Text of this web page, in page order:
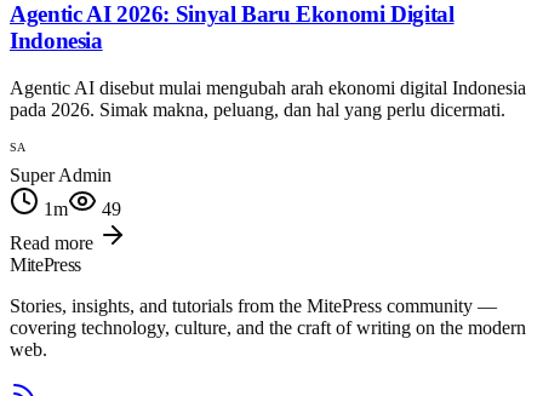
Agentic AI 2026: Sinyal Baru Ekonomi Digital
Indonesia
Agentic AI disebut mulai mengubah arah ekonomi digital Indonesia
pada 2026. Simak makna, peluang, dan hal yang perlu dicermati.
SA
Super Admin
1m
49
Read more
MitePress
Stories, insights, and tutorials from the MitePress community —
covering technology, culture, and the craft of writing on the modern
web.